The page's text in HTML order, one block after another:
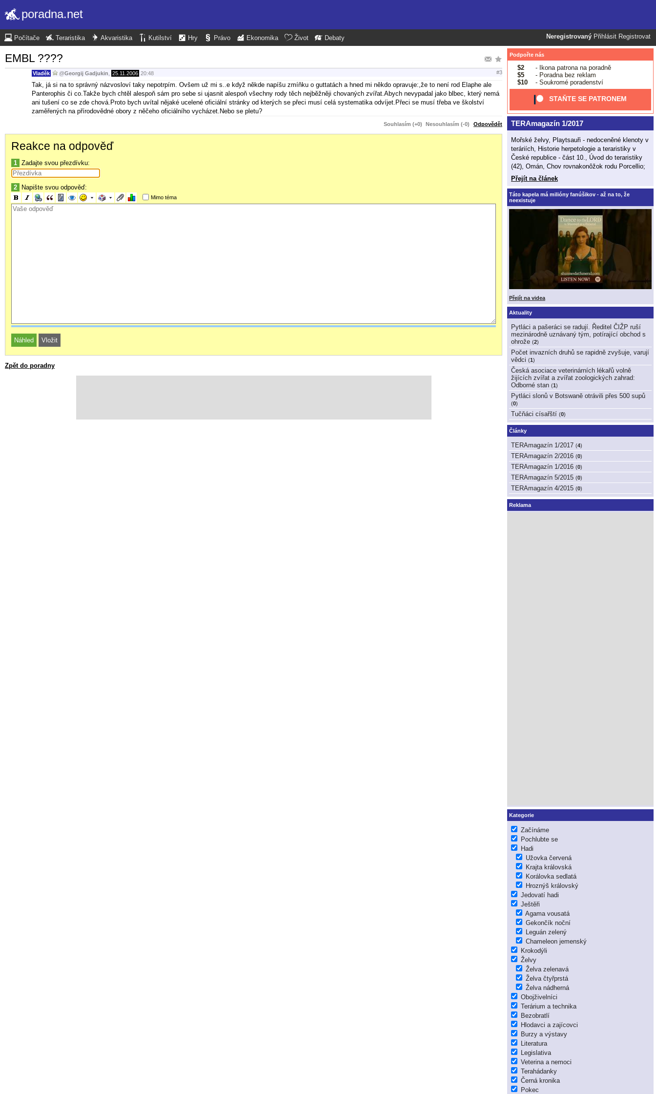
poradna.net
Neregistrovaný Přihlásit Registrovat
Počítače Teraristika Akvaristika Kutilství Hry Právo Ekonomika Život Debaty
EMBL ????
Vladěk @Georgij Gadjukin 25.11.2006 20:48 #3
Tak, já si na to správný názvosloví taky nepotrpím. Ovšem už mi s..e když někde napíšu zmíňku o guttatách a hned mi někdo opravuje:,že to není rod Elaphe ale
Panterophis či co.Takže bych chtěl alespoň sám pro sebe si ujasnit alespoň všechny rody těch nejběžněji chovaných zvířat.Abych nevypadal jako blbec, který nemá
ani tušení co se zde chová.Proto bych uvítal nějaké ucelené oficiální stránky od kterých se přeci musí celá systematika odvíjet.Přeci se musí třeba ve školství
zaměřených na přírodovědné obory z něčeho oficiálního vycházet.Nebo se pletu?
Souhlasím (+0) Nesouhlasím (-0) Odpovědět
Reakce na odpověď
1 Zadajte svou přezdívku:
2 Napište svou odpověď:
Mimo téma
Zpět do poradny
Podpořte nás
$2
- Ikona patrona na poradně
$5
- Poradna bez reklam
$10
- Soukromé poradenství
STAŇTE SE PATRONEM
TERAmagazín 1/2017
Mořské želvy, Playtsauři - nedoceněné klenoty v
teráriích, Historie herpetologie a teraristiky v
České republice - část 10., Úvod do teraristiky
(42), Omán, Chov rovnakonôžok rodu Porcellio;
Přejít na článek
Táto kapela má milióny fanúšikov - až na to, že
neexistuje
Přejít na videa
Aktuality
Pytláci a pašeráci se radují. Ředitel ČIŽP ruší
mezinárodně uznávaný tým, potírající obchod s
ohrože (2)
Počet invazních druhů se rapidně zvyšuje, varují
vědci (1)
Česká asociace veterinárních lékařů volně
žijících zvířat a zvířat zoologických zahrad:
Odborné stan (1)
Pytláci slonů v Botswaně otrávili přes 500 supů
(0)
Tučňáci císařští (0)
Články
TERAmagazín 1/2017 (4)
TERAmagazín 2/2016 (0)
TERAmagazín 1/2016 (0)
TERAmagazín 5/2015 (0)
TERAmagazín 4/2015 (0)
Reklama
Kategorie
Začínáme
Pochlubte se
Hadi
Užovka červená
Krajta královská
Korálovka sedlatá
Hroznýš královský
Jedovatí hadi
Ještěři
Agama vousatá
Gekončík noční
Leguán zelený
Chameleon jemenský
Krokodýli
Želvy
Želva zelenavá
Želva čtyřprstá
Želva nádherná
Obojživelníci
Terárium a technika
Bezobratlí
Hlodavci a zajícovci
Burzy a výstavy
Literatura
Legislativa
Veterina a nemoci
Terahádanky
Černá kronika
Pokec